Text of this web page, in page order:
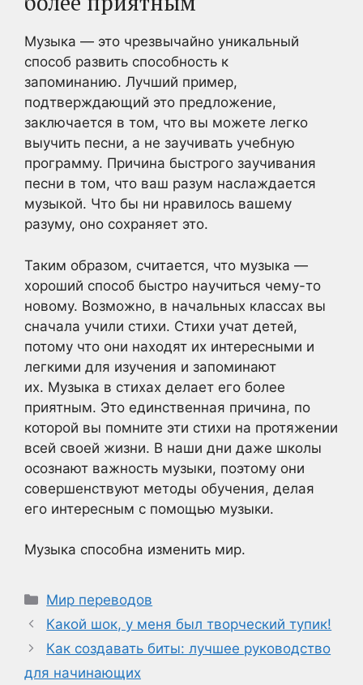
Музыка — это чрезвычайно уникальный
способ развить способность к
запоминанию. Лучший пример,
подтверждающий это предложение,
заключается в том, что вы можете легко
выучить песни, а не заучивать учебную
программу. Причина быстрого заучивания
песни в том, что ваш разум наслаждается
музыкой. Что бы ни нравилось вашему
разуму, оно сохраняет это.
Таким образом, считается, что музыка —
хороший способ быстро научиться чему-то
новому. Возможно, в начальных классах вы
сначала учили стихи. Стихи учат детей,
потому что они находят их интересными и
легкими для изучения и запоминают
их. Музыка в стихах делает его более
приятным. Это единственная причина, по
которой вы помните эти стихи на протяжении
всей своей жизни. В наши дни даже школы
осознают важность музыки, поэтому они
совершенствуют методы обучения, делая
его интересным с помощью музыки.
Музыка способна изменить мир.
Рубрики
Мир переводов
Какой шок, у меня был творческий тупик!
Как создавать биты: лучшее руководство
для начинающих